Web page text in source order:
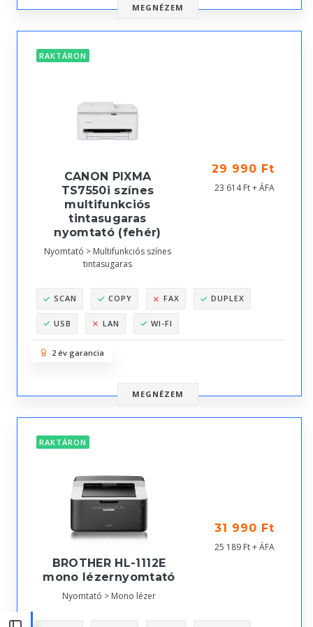
MEGNÉZEM
RAKTÁRON
CANON PIXMA
TS7550i színes
multifunkciós
tintasugaras
nyomtató (fehér)
Nyomtató > Multifunkciós színes
tintasugaras
29 990 Ft
23 614 Ft + ÁFA
SCAN COPY FAX DUPLEX
USB LAN WI-FI
2 év garancia
MEGNÉZEM
RAKTÁRON
BROTHER HL-1112E
mono lézernyomtató
Nyomtató > Mono lézer
31 990 Ft
25 189 Ft + ÁFA